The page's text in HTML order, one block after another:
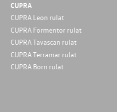
CUPRA
CUPRA Leon rulat
CUPRA Formentor rulat
CUPRA Tavascan rulat
CUPRA Terramar rulat
CUPRA Born rulat